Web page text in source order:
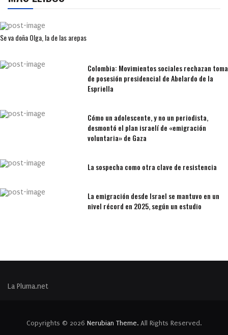
Se va doña Olga, la de las arepas
Colombia: Movimientos sociales rechazan toma
de posesión presidencial de Abelardo de la
Espriella
Cómo un adolescente, y no un periodista,
desmontó el plan israelí de «emigración
voluntaria» de Gaza
La sospecha como otra clave de resistencia
La emigración desde Israel se mantuvo en un
nivel récord en 2025, según un estudio
La Pluma.net
Copyrights © 2026 Nerubian Theme. All Rights Reserved.